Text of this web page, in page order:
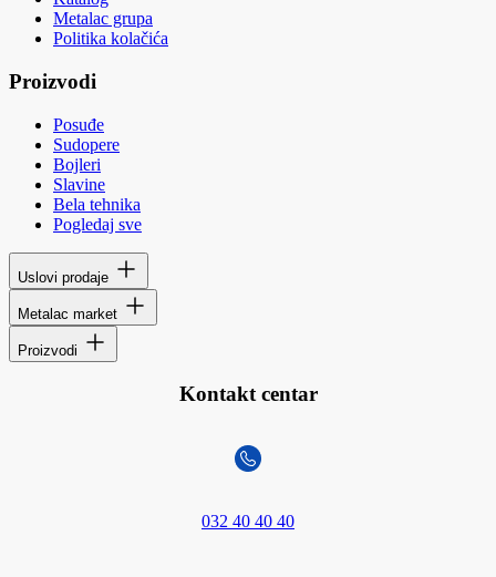
Metalac grupa
Politika kolačića
Proizvodi
Posuđe
Sudopere
Bojleri
Slavine
Bela tehnika
Pogledaj sve
Uslovi prodaje
Metalac market
Proizvodi
Kontakt centar
032 40 40 40